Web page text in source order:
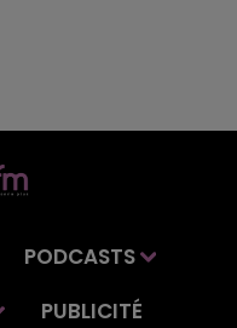
PODCASTS
PUBLICITÉ